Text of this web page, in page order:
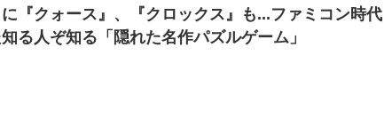
に『クォース』、『クロックス』も...ファミコン時代
る人ぞ知る「隠れた名作パズルゲーム」